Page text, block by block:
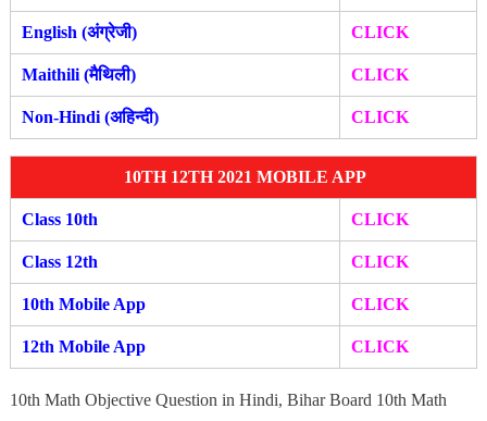
English (अंग्रेजी) CLICK
Maithili (मैथिली) CLICK
Non-Hindi (अहिन्दी) CLICK
10TH 12TH 2021 MOBILE APP
Class 10th CLICK
Class 12th CLICK
10th Mobile App CLICK
12th Mobile App CLICK
10th Math Objective Question in Hindi, Bihar Board 10th Math